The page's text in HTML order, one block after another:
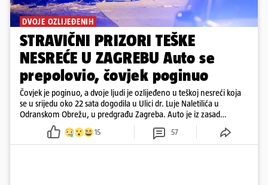
DVOJE OZLIJEĐENIH
STRAVIČNI PRIZORI TEŠKE
NESREĆE U ZAGREBU Auto se
prepolovio, čovjek poginuo
Čovjek je poginuo, a dvoje ljudi je ozlijeđeno u teškoj nesreći koja
se u srijedu oko 22 sata dogodila u Ulici dr. Luje Naletilića u
Odranskom Obrežu, u predgrađu Zagreba. Auto je iz zasad
neutvrđenih razloga sletio s kolnika, a od siline udara vozilo se
prepolovilo.
15 57